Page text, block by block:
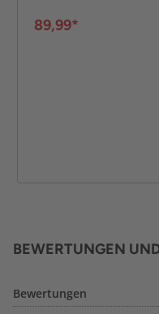
89,99*
BEWERTUNGEN
Bewertungen